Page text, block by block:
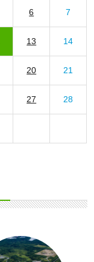
6 7
13 14
20 21
27 28